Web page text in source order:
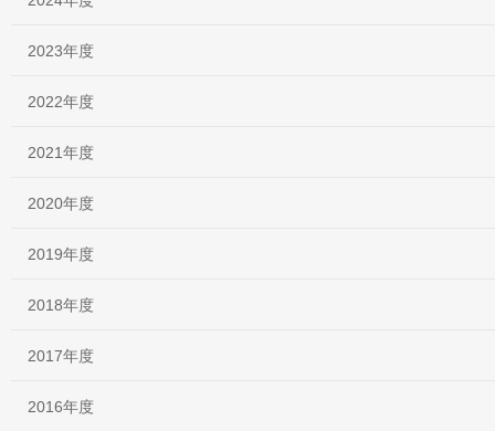
2023年度
2022年度
2021年度
2020年度
2019年度
2018年度
2017年度
2016年度